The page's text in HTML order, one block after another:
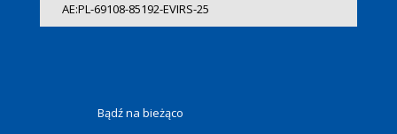
AE:PL-69108-85192-EVIRS-25
Bądź na bieżąco